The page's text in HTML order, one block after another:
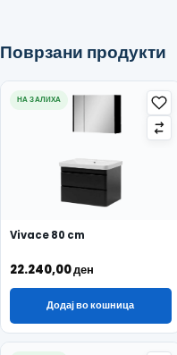
Поврзани продукти
НА ЗАЛИХА
Vivace 80 cm
22.240,00ден
Додај во кошница